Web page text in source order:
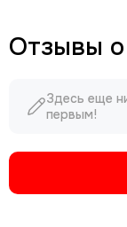
Отзывы
Здесь еще
первым!